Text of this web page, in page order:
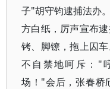
子"胡守钧逮捕法办
方白纸，厉声宣布
铐、脚镣，拖上囚
不自禁地呵斥："
场！"会后，张春桥